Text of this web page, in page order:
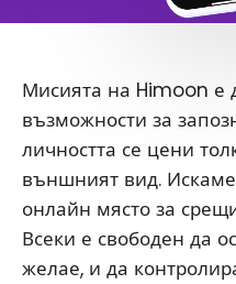
Мисията на Himoon е
възможности за
личността се цени
външният вид.
онлайн място за
Всеки е свободен да
желае, и да